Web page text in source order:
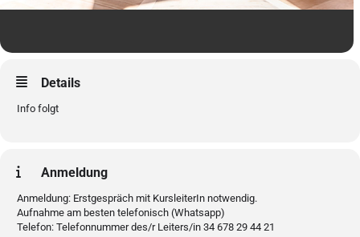
Details
Info folgt
Anmeldung
Anmeldung: Erstgespräch mit KursleiterIn notwendig.
Aufnahme am besten telefonisch (Whatsapp)
Telefon: Telefonnummer des/r Leiters/in 34 678 29 44 21